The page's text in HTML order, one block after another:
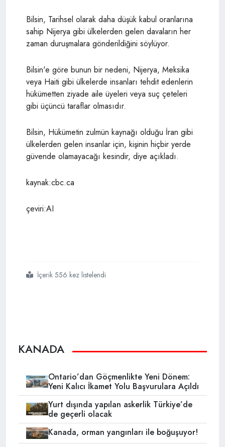
Bilsin, Tarihsel olarak daha düşük kabul oranlarına
sahip Nijerya gibi ülkelerden gelen davaların her
zaman duruşmalara gönderildiğini söylüyor.
Bilsin'e göre bunun bir nedeni, Nijerya, Meksika
veya Haiti gibi ülkelerde insanları tehdit edenlerin
hükümetten ziyade aile üyeleri veya suç çeteleri
gibi üçüncü taraflar olmasıdır.
Bilsin, Hükümetin zulmün kaynağı olduğu İran gibi
ülkelerden gelen insanlar için, kişinin hiçbir yerde
güvende olamayacağı kesindir, diye açıkladı.
kaynak:cbc.ca
çeviri:AI
#kanada
#iltica
#türkiye
#iranİçerik 556 kez listelendi
KANADA
Ontario’dan Göçmenlikte Yeni Dönem:
Yeni Kalıcı İkamet Yolu Başvurulara Açıldı
Yurt dışında yapılan askerlik Türkiye’de
de geçerli olacak
Kanada, orman yangınları ile boğuşuyor!